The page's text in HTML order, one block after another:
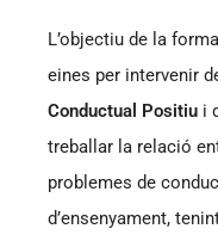
L’objectiu de la
eines per intervenir
Conductual Positiu i
treballar la relació
problemes de
d’ensenyament,